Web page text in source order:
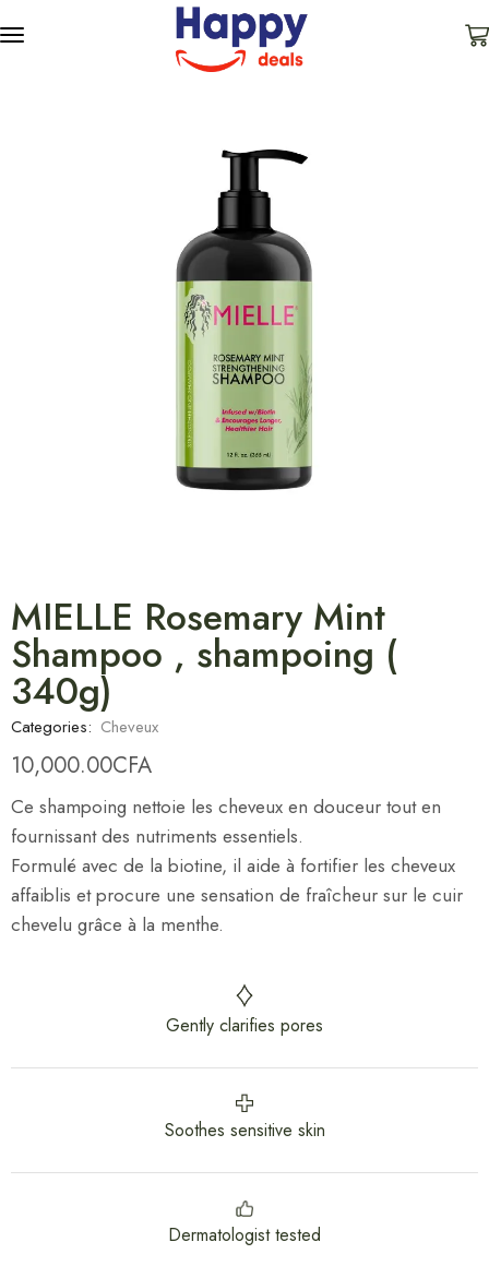
MIELLE Rosemary Mint
Shampoo , shampoing (
340g)
Categories: Cheveux
10,000.00CFA
Ce shampoing nettoie les cheveux en douceur tout en
fournissant des nutriments essentiels.
Formulé avec de la biotine, il aide à fortifier les cheveux
affaiblis et procure une sensation de fraîcheur sur le cuir
chevelu grâce à la menthe.
Gently clarifies pores
Soothes sensitive skin
Dermatologist tested